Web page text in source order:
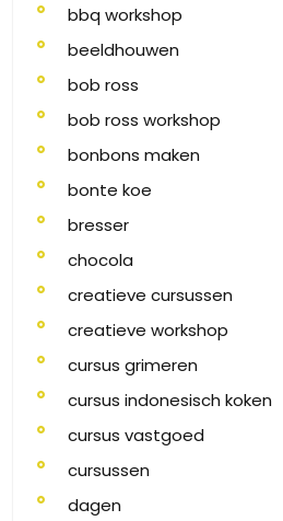
bbq workshop
beeldhouwen
bob ross
bob ross workshop
bonbons maken
bonte koe
bresser
chocola
creatieve cursussen
creatieve workshop
cursus grimeren
cursus indonesisch koken
cursus vastgoed
cursussen
dagen